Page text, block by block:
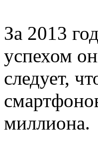
За 2013
успехом
следует,
миллиона.